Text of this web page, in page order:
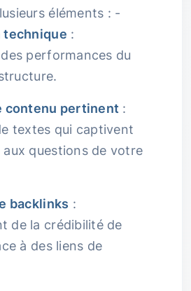
éléments : -
technique :
performances du
contenu pertinent :
textes qui captivent
questions de votre
backlinks :
de la crédibilité de
à des liens de